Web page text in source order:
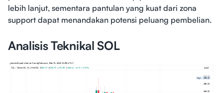
lebih lanjut, sementara pantulan yang kuat dari zona
support dapat menandakan potensi peluang pembelian.
Analisis Teknikal SOL